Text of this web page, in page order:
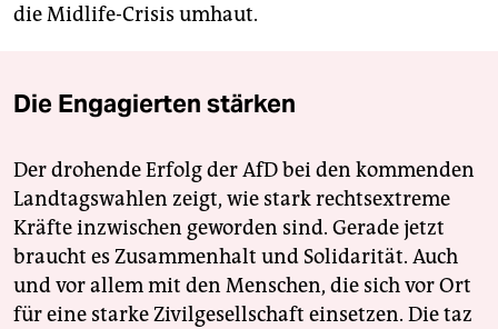
die Midlife-Crisis umhaut.
Die Engagierten stärken
Der drohende Erfolg der AfD bei den kommenden
Landtagswahlen zeigt, wie stark rechtsextreme
Kräfte inzwischen geworden sind. Gerade jetzt
braucht es Zusammenhalt und Solidarität. Auch
und vor allem mit den Menschen, die sich vor Ort
für eine starke Zivilgesellschaft einsetzen. Die taz